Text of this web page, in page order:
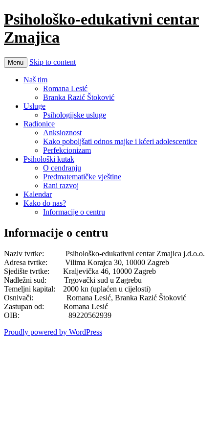
Psihološko-edukativni centar
Zmajica
Menu Skip to content
Naš tim
Romana Lesić
Branka Razić Štoković
Usluge
Psihologijske usluge
Radionice
Anksioznost
Kako poboljšati odnos majke i kćeri adolescentice
Perfekcionizam
Psihološki kutak
O cendranju
Predmatematičke vještine
Rani razvoj
Kalendar
Kako do nas?
Informacije o centru
Informacije o centru
Naziv tvrtke: Psihološko-edukativni centar Zmajica j.d.o.o.
Adresa tvrtke: Vilima Korajca 30, 10000 Zagreb
Sjedište tvrtke: Kraljevička 46, 10000 Zagreb
Nadležni sud: Trgovački sud u Zagrebu
Temeljni kapital: 2000 kn (uplaćen u cijelosti)
Osnivači: Romana Lesić, Branka Razić Štoković
Zastupan od: Romana Lesić
OIB: 89220562939
Proudly powered by WordPress